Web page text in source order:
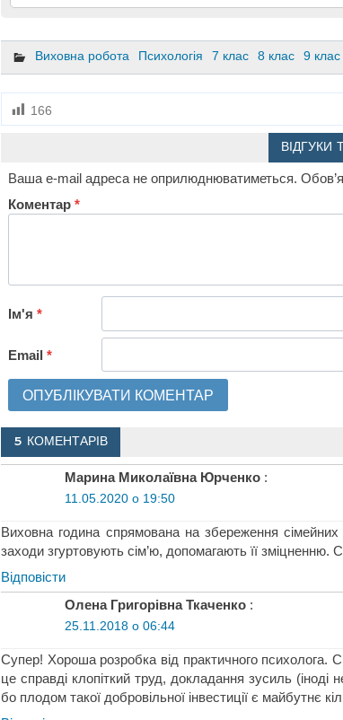
Виховна робота Психологія 7 клас 8 клас 9 клас
166
ВІДГУКИ
Ваша e-mail адреса не оприлюднюватиметься.
Коментар *
Ім'я *
Email *
5 КОМЕНТАРІВ
Марина Миколаївна Юрченко :
11.05.2020 о 19:50
Виховна година спрямована на збереження
заходи згуртовують сім’ю, допомагають її
Відповіcти
Олена Григорівна Ткаченко :
25.11.2018 о 06:44
Супер! Хороша розробка від практичного психолога.
це справді клопіткий труд, докладання зусиль
бо плодом такої добровільної інвестиції є майбутнє